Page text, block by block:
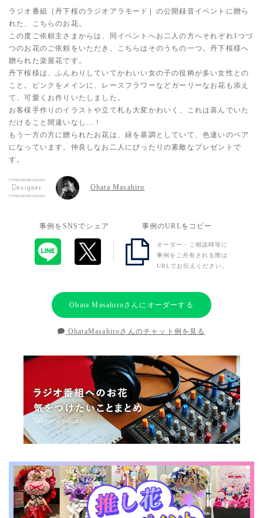
ラジオ番組［丹下桜のラジオアラモード］の公開録音イベントに贈ら
れた、こちらのお花。
この度ご依頼主さまからは、同イベントへお二人の方へそれぞれ1つづ
つのお花のご依頼をいただき、こちらはそのうちの一つ。丹下桜様へ
贈られた楽屋花です。
丹下桜様は、ふんわりしていてかわいい女の子の役柄が多い女性との
こと。ピンクをメインに、レースフラワーなどガーリーなお花も添え
て、可愛くお作りいたしました。
お客様手作りのイラストや立て札も大変かわいく、これは喜んでいた
だけること間違いなし…！
もう一方の方に贈られたお花は、緑を基調としていて、色違いのペア
になっています。仲良しなお二人にぴったりの素敵なプレゼントで
す。
Designer Ohata Masahiro
事例をSNSでシェア 事例のURLをコピー
オーダー・ご相談時等に
事例をご共有される際は
URLでお伝えください。
Ohata Masahiroさんにオーダーする
OhataMasahiroさんのチャット例を見る